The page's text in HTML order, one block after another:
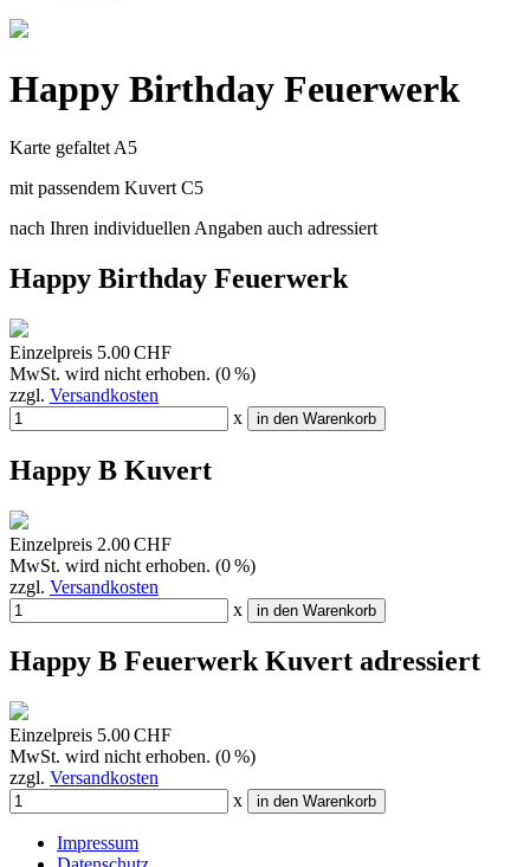
Happy Birthday Feuerwerk
Karte gefaltet A5
mit passendem Kuvert C5
nach Ihren individuellen Angaben auch adressiert
Happy Birthday Feuerwerk
Einzelpreis 5.00 CHF
MwSt. wird nicht erhoben. (0 %)
zzgl. Versandkosten
x
in den Warenkorb
Happy B Kuvert
Einzelpreis 2.00 CHF
MwSt. wird nicht erhoben. (0 %)
zzgl. Versandkosten
x
in den Warenkorb
Happy B Feuerwerk Kuvert adressiert
Einzelpreis 5.00 CHF
MwSt. wird nicht erhoben. (0 %)
zzgl. Versandkosten
x
in den Warenkorb
Impressum